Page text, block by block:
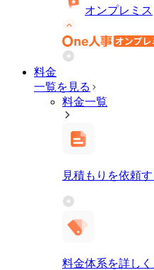
オンプレミス
料金
一覧を見る
料金一覧
見積もりを依頼す
料金体系を詳しく